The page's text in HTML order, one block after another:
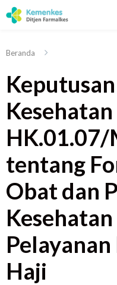
Beranda
tentang
Obat dan
Haji